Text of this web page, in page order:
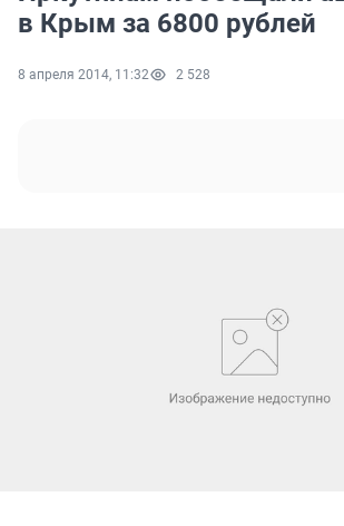
в Крым за 6800 рублей
8 апреля 2014, 11:32 2 528